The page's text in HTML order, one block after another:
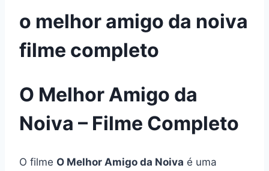
o melhor amigo da noiva
filme completo
O Melhor Amigo da
Noiva – Filme Completo
O filme O Melhor Amigo da Noiva é uma